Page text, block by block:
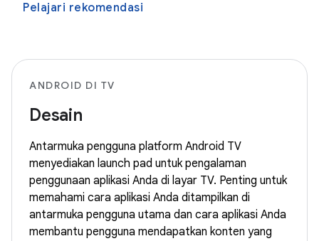
Pelajari rekomendasi
ANDROID DI TV
Desain
Antarmuka pengguna platform Android TV
menyediakan launch pad untuk pengalaman
penggunaan aplikasi Anda di layar TV. Penting untuk
memahami cara aplikasi Anda ditampilkan di
antarmuka pengguna utama dan cara aplikasi Anda
membantu pengguna mendapatkan konten yang